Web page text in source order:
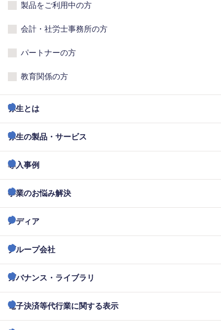
製品をご利用中の方
会計・社労士事務所の方
パートナーの方
教育関係の方
弥生とは
弥生の製品・サービス
導入事例
事業のお悩み解決
メディア
グループ会社
ガバナンス・ライブラリ
電子決済等代行業に関する表示